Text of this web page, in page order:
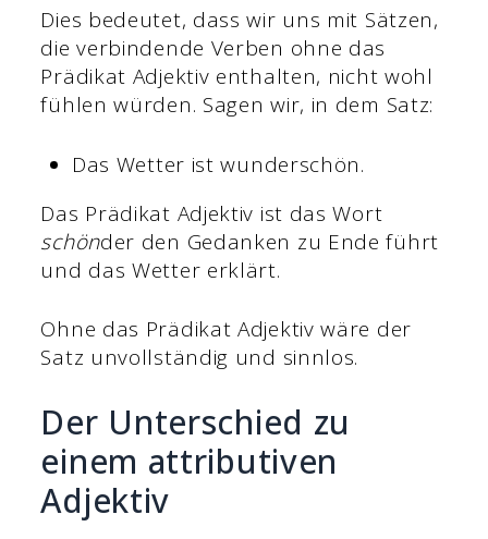
Dies bedeutet, dass wir uns mit Sätzen,
die verbindende Verben ohne das
Prädikat Adjektiv enthalten, nicht wohl
fühlen würden. Sagen wir, in dem Satz:
Das Wetter ist wunderschön.
Das Prädikat Adjektiv ist das Wort
schönder den Gedanken zu Ende führt
und das Wetter erklärt.
Ohne das Prädikat Adjektiv wäre der
Satz unvollständig und sinnlos.
Der Unterschied zu
einem attributiven
Adjektiv